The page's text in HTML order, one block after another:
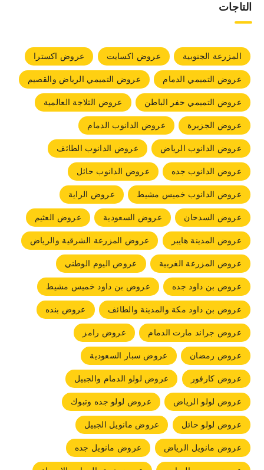
التاجات
المزرعة الجنوبية عروض اكسايت
عروض اكسترا
عروض التميمي الدمام
عروض التميمي الرياض والقصيم
عروض التميمي حفر الباطن
عروض الثلاجة العالمية
عروض الجزيرة
عروض الدانوب الدمام
عروض الدانوب الرياض
عروض الدانوب الطائف
عروض الدانوب جده
عروض الدانوب حائل
عروض الدانوب خميس مشيط
عروض الراية
عروض السدحان
عروض السعودية
عروض العثيم
عروض المدينة هايبر
عروض المزرعة الشرقية والرياض
عروض المزرعة الغربية
عروض اليوم الوطني
عروض بن داود جده
عروض بن داود خميس مشيط
عروض بن داود مكة والمدينة والطائف
عروض بنده
عروض جراند مارت الدمام
عروض رامز
عروض رمضان
عروض سبار السعودية
عروض كارفور
عروض لولو الدمام والجبيل
عروض لولو الرياض
عروض لولو جده وتبوك
عروض لولو حائل
عروض مانويل الجبيل
عروض مانويل الرياض
عروض مانويل جده